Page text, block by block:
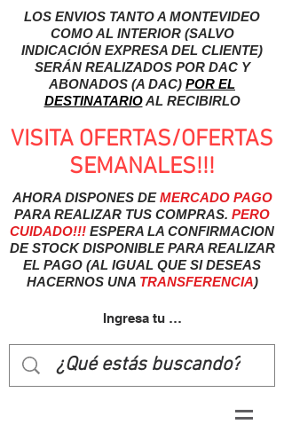
LOS ENVIOS TANTO A MONTEVIDEO
COMO AL INTERIOR (SALVO
INDICACIÓN EXPRESA DEL CLIENTE)
SERÁN REALIZADOS POR DAC Y
ABONADOS (A DAC) POR EL
DESTINATARIOAL RECIBIRLO
VISITA OFERTAS/OFERTAS
SEMANALES!!!
AHORA DISPONES DEMERCADO PAGO
PARA REALIZAR TUS COMPRAS. PERO
CUIDADO!!! ESPERA LA CONFIRMACION
DE STOCK DISPONIBLE PARA REALIZAR
EL PAGO (AL IGUAL QUE SI DESEAS
HACERNOS UNA TRANSFERENCIA)
Ingresa tu usuairo